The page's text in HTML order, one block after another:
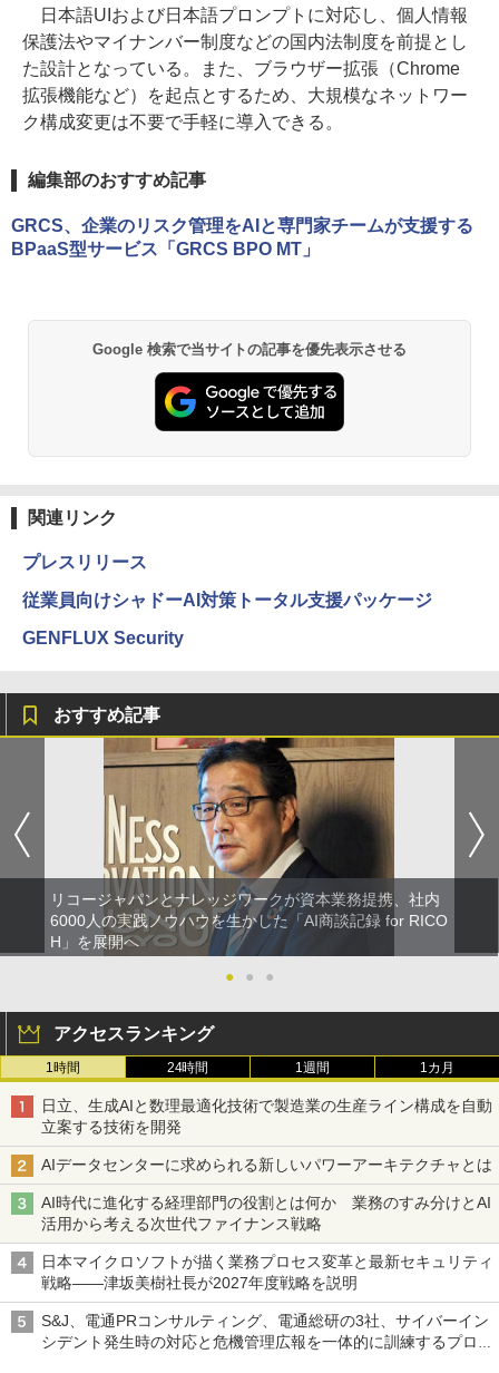
日本語UIおよび日本語プロンプトに対応し、個人情報
保護法やマイナンバー制度などの国内法制度を前提とし
た設計となっている。また、ブラウザー拡張（Chrome
拡張機能など）を起点とするため、大規模なネットワー
ク構成変更は不要で手軽に導入できる。
編集部のおすすめ記事
GRCS、企業のリスク管理をAIと専門家チームが支援する
BPaaS型サービス「GRCS BPO MT」
Google 検索で当サイトの記事を優先表示させる
関連リンク
プレスリリース
従業員向けシャドーAI対策トータル支援パッケージ
GENFLUX Security
おすすめ記事
リコージャパンとナレッジワークが資本業務提携、社内
6000人の実践ノウハウを生かした「AI商談記録 for RICO
H」を展開へ
●
● ●
アクセスランキング
1時間 24時間 1週間 1カ月
日立、生成AIと数理最適化技術で製造業の生産ライン構成を自動
立案する技術を開発
AIデータセンターに求められる新しいパワーアーキテクチャとは
AI時代に進化する経理部門の役割とは何か 業務のすみ分けとAI
活用から考える次世代ファイナンス戦略
日本マイクロソフトが描く業務プロセス変革と最新セキュリティ
戦略――津坂美樹社長が2027年度戦略を説明
S&J、電通PRコンサルティング、電通総研の3社、サイバーイン
シデント発生時の対応と危機管理広報を一体的に訓練するプログ